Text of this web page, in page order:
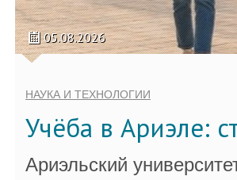
05.08.2026
НАУКА И ТЕХНОЛОГИИ
Учёба в Ариэле:
Ариэльский